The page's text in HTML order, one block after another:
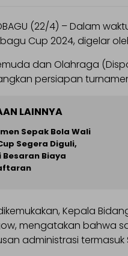
(22/4) – Dalam
Cup 2024, digelar
dan Olahraga
persiapan
LAINNYA
Sepak Bola Wali
Segera Diguli,
Besaran Biaya
Kepala
mengatakan bahwa
administrasi